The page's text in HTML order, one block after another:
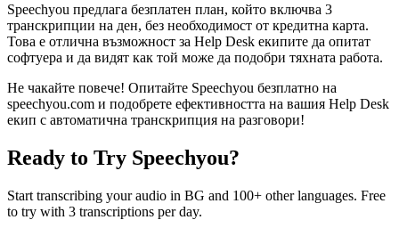
Speechyou предлага безплатен план, който включва 3
транскрипции на ден, без необходимост от кредитна карта.
Това е отлична възможност за Help Desk екипите да опитат
софтуера и да видят как той може да подобри тяхната работа.
Не чакайте повече! Опитайте Speechyou безплатно на
speechyou.com и подобрете ефективността на вашия Help Desk
екип с автоматична транскрипция на разговори!
Ready to Try Speechyou?
Start transcribing your audio in BG and 100+ other languages. Free
to try with 3 transcriptions per day.